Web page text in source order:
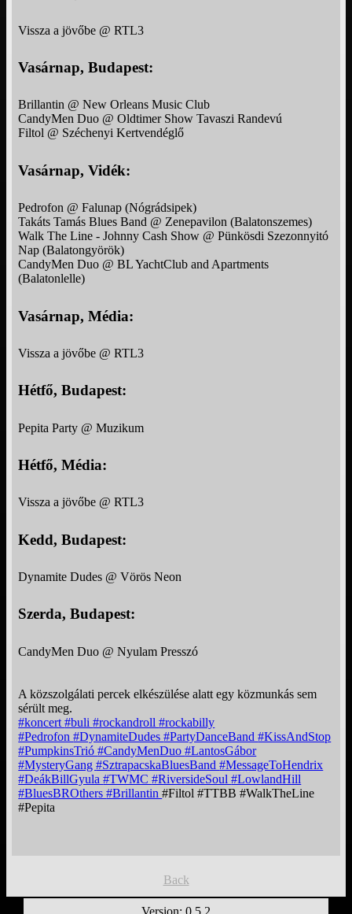
Vissza a jövőbe @ RTL3
Vasárnap, Budapest:
Brillantin @ New Orleans Music Club
CandyMen Duo @ Oldtimer Show Tavaszi Randevú
Filtol @ Széchenyi Kertvendéglő
Vasárnap, Vidék:
Pedrofon @ Falunap (Nógrádsipek)
Takáts Tamás Blues Band @ Zenepavilon (Balatonszemes)
Walk The Line - Johnny Cash Show @ Pünkösdi Szezonnyitó
Nap (Balatongyörök)
CandyMen Duo @ BL YachtClub and Apartments
(Balatonlelle)
Vasárnap, Média:
Vissza a jövőbe @ RTL3
Hétfő, Budapest:
Pepita Party @ Muzikum
Hétfő, Média:
Vissza a jövőbe @ RTL3
Kedd, Budapest:
Dynamite Dudes @ Vörös Neon
Szerda, Budapest:
CandyMen Duo @ Nyulam Presszó
A közszolgálati percek elkészülése alatt egy közmunkás sem
sérült meg.
#koncert#buli#rockandroll#rockabilly
#Pedrofon#DynamiteDudes#PartyDanceBand#KissAndStop
#PumpkinsTrió#CandyMenDuo#LantosGábor
#MysteryGang#SztrapacskaBluesBand#MessageToHendrix
#DeákBillGyula#TWMC#RiversideSoul#LowlandHill
#BluesBROthers#Brillantin#Filtol #TTBB #WalkTheLine
#Pepita
Back
Version: 0.5.2